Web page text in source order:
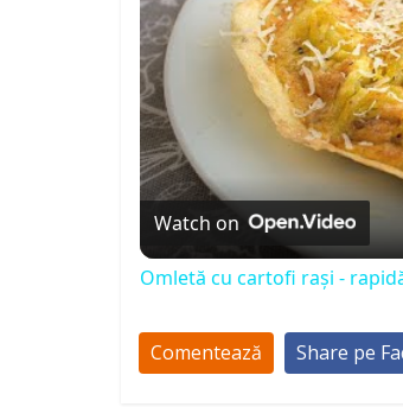
Watch on
Omletă cu cartofi rași -
Comentează Share pe